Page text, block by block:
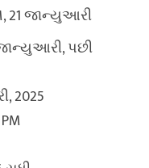
21 જાન્યુઆરી
જાન્યુઆરી, પછી
2025